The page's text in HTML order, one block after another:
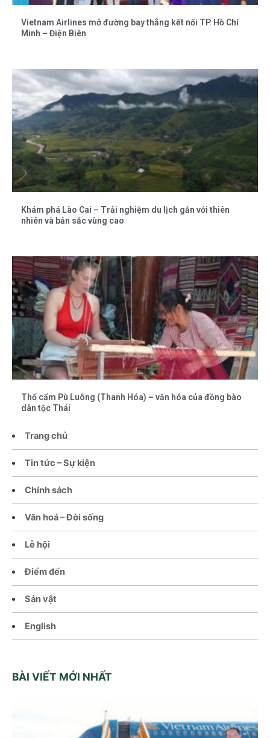
Trang chủ
Tin tức – Sự kiện
Chính sách
Văn hoá – Đời sống
Lễ hội
Điểm đến
Sản vật
English
BÀI VIẾT MỚI NHẤT
Vietnam Airlines mở đường bay thẳng kết nối TP. Hồ Chí
Minh – Điện Biên
Khám phá Lào Cai – Trải nghiệm du lịch gắn với thiên
nhiên và bản sắc vùng cao
Thổ cẩm Pù Luông (Thanh Hóa) – văn hóa của đồng bào
dân tộc Thái